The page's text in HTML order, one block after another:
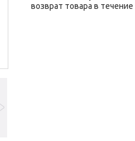
возврат товара в